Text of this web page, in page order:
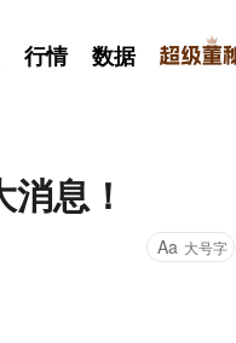
行情 数据
息！
Aa 大号字